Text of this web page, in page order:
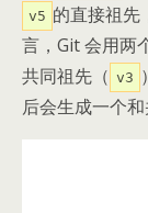
v5 的直接祖先
言，Git 会用两
共同祖先（ v3
后会生成一个